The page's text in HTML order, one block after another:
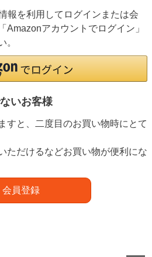
報を利用してログインまたは会
Amazonアカウントでログイン」
。
いお客様
すと、二度目のお買い物時にとて
ただけるなどお買い物が便利にな
会員登録